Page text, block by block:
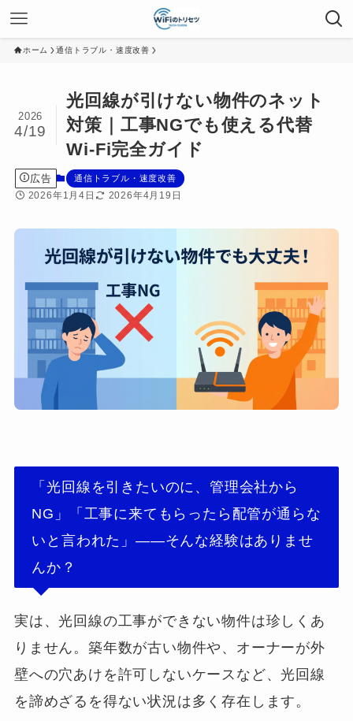
ホーム 通信トラブル・速度改善
光回線が引けない物件のネット
対策｜工事NGでも使える代替
Wi-Fi完全ガイド
2026
4/19
広告 通信トラブル・速度改善
2026年1月4日 2026年4月19日
「光回線を引きたいのに、管理会社から
NG」「工事に来てもらったら配管が通らな
いと言われた」——そんな経験はありませ
んか？
実は、光回線の工事ができない物件は珍しくあ
りません。築年数が古い物件や、オーナーが外
壁への穴あけを許可しないケースなど、光回線
を諦めざるを得ない状況は多く存在します。